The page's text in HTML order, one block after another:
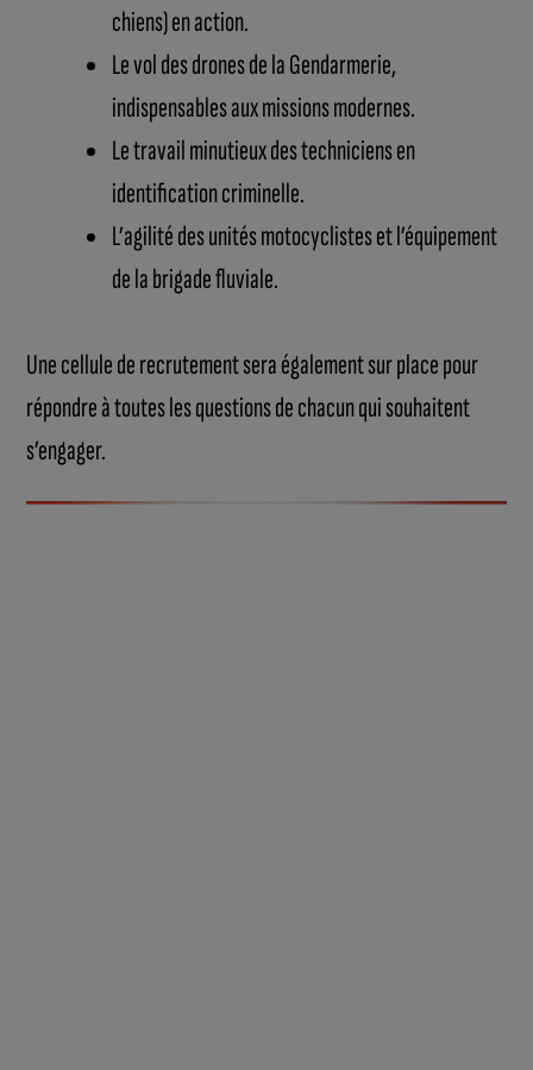
chiens) en action.
Le vol des drones de la Gendarmerie,
indispensables aux missions modernes.
Le travail minutieux des techniciens en
identification criminelle.
L’agilité des unités motocyclistes et l’équipement
de la brigade fluviale.
Une cellule de recrutement sera également sur place pour
répondre à toutes les questions de chacun qui souhaitent
s’engager.